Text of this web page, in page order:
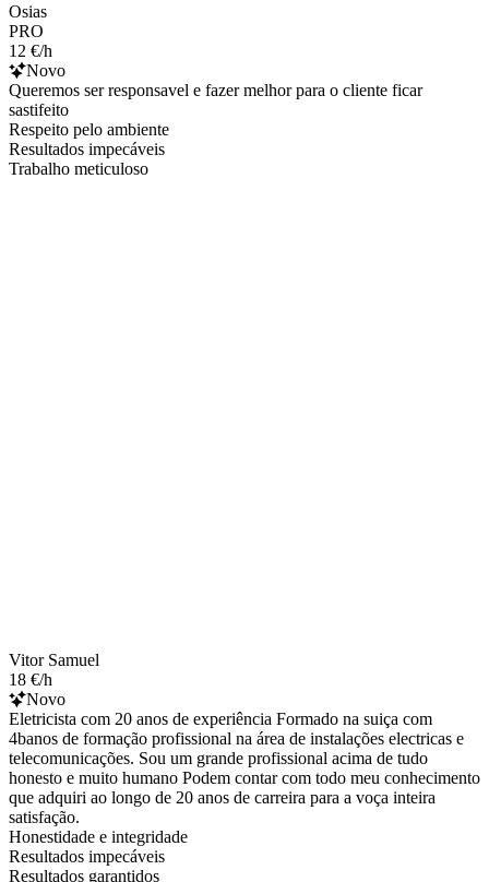
Osias
PRO
12 €/h
Novo
Queremos ser responsavel e fazer melhor para o cliente ficar
sastifeito
Respeito pelo ambiente
Resultados impecáveis
Trabalho meticuloso
Vitor Samuel
18 €/h
Novo
Eletricista com 20 anos de experiência Formado na suiça com
4banos de formação profissional na área de instalações electricas e
telecomunicações. Sou um grande profissional acima de tudo
honesto e muito humano Podem contar com todo meu conhecimento
que adquiri ao longo de 20 anos de carreira para a voça inteira
satisfação.
Honestidade e integridade
Resultados impecáveis
Resultados garantidos